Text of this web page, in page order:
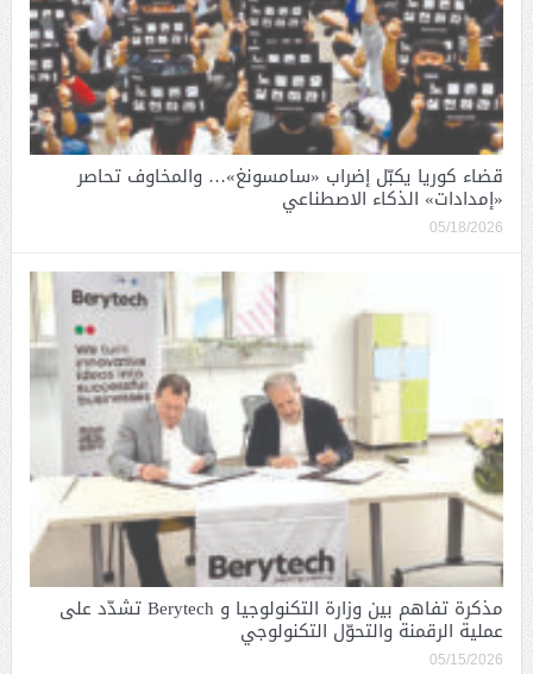
قضاء كوريا يكبّل إضراب «سامسونغ»… والمخاوف تحاصر
«إمدادات» الذكاء الاصطناعي
05/18/2026
مذكرة تفاهم بين وزارة التكنولوجيا و Berytech تشدّد على
عملية الرقمنة والتحوّل التكنولوجي
05/15/2026